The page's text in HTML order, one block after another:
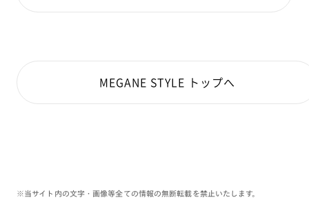
ご試着だけでもお楽しみくださいませ。
本日もご覧くださりありがとうございます:)
MEGANE STYLE トップへ
※当サイト内の文字・画像等全ての情報の無断転載を禁止いたします。